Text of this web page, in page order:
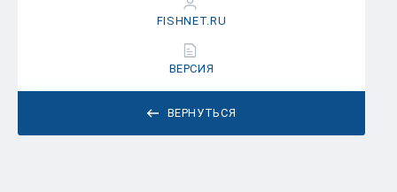
ВЕРНУТЬСЯ
FISHNET.RU
ВЕРСИЯ